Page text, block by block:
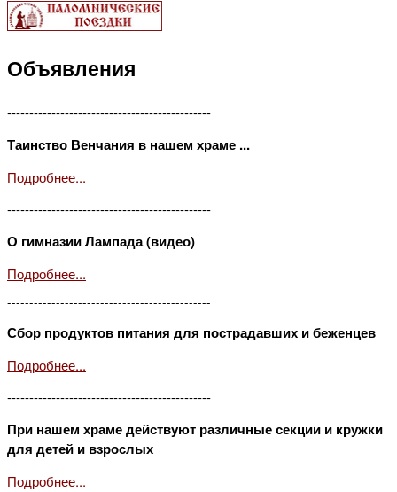
Объявления
----------------------------------------------
Таинство Венчания в нашем храме ...
Подробнее...
----------------------------------------------
О гимназии Лампада (видео)
Подробнее...
----------------------------------------------
Сбор продуктов питания для пострадавших и беженцев
Подробнее...
----------------------------------------------
При нашем храме действуют различные секции и кружки
для детей и взрослых
Подробнее...